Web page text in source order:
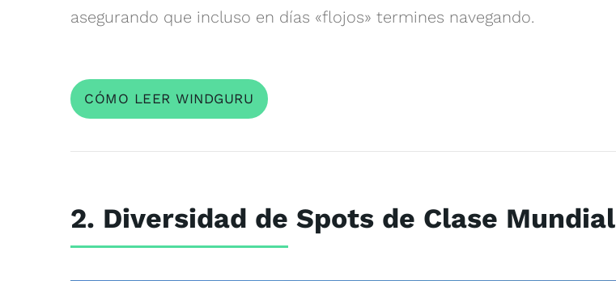
asegurando que incluso en días «flojos» termines navegando.
CÓMO LEER WINDGURU
2. Diversidad de Spots de Clase Mundial